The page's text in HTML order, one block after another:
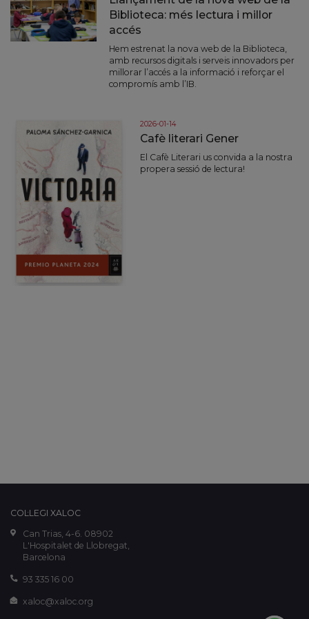
Biblioteca: més lectura i millor
accés
Hem estrenat la nova web de la Biblioteca,
amb recursos digitals i serveis innovadors per
millorar l’accés a la informació i reforçar el
compromís amb l’IB.
2026-01-14
Cafè literari Gener
El Cafè Literari us convida a la nostra
propera sessió de lectura!
COL·LEGI XALOC
Can Trias, 4-6. 08902
L'Hospitalet de Llobregat,
Barcelona
93 335 16 00
xaloc@xaloc.org